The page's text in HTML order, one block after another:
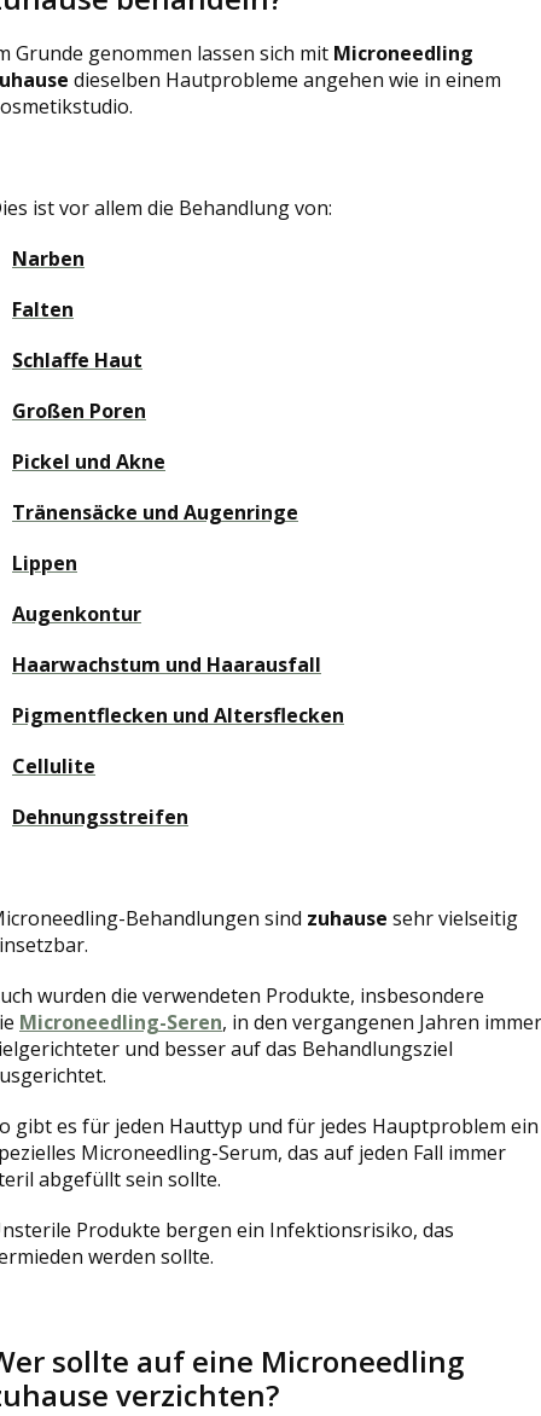
Grunde genommen lassen sich mit Microneedling
dieselben Hautprobleme angehen wie in einem
ist vor allem die Behandlung von:
Narben
Falten
Schlaffe Haut
Großen Poren
Pickel und Akne
Tränensäcke und Augenringe
Lippen
Augenkontur
Haarwachstum und Haarausfall
Pigmentflecken und Altersflecken
Cellulite
Dehnungsstreifen
Behandlungen sind zuhause sehr vielseitig
wurden die verwendeten Produkte, insbesondere
Microneedling-Seren, in den vergangenen Jahren immer
und besser auf das Behandlungsziel
gibt es für jeden Hauttyp und für jedes Hauptproblem ein
Microneedling-Serum, das auf jeden Fall immer
abgefüllt sein sollte.
Produkte bergen ein Infektionsrisiko, das
werden sollte.
sollte auf eine Microneedling
verzichten?